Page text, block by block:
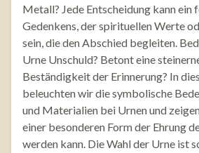
Metall? Jede Entscheidung kann ein
Gedenkens, der spirituellen Werte
sein, die den Abschied begleiten.
Urne Unschuld? Betont eine
Beständigkeit der Erinnerung? In
beleuchten wir die symbolische
und Materialien bei Urnen und
einer besonderen Form der Ehrung
werden kann. Die Wahl der Urne ist